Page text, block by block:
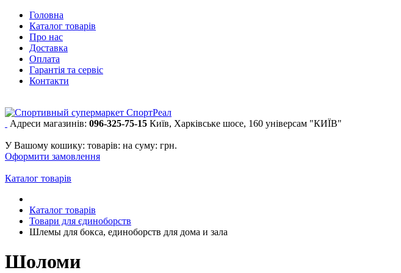
Головна
Каталог товарів
Про нас
Доставка
Оплата
Гарантія та сервіс
Контакти
Адреси магазинів: 096-325-75-15 Київ, Харківське шосе, 160 універсам "КИЇВ"
У Вашому кошику: товарів: на суму: грн.
Оформити замовлення
Каталог товарів
Каталог товарів
Товари для єдиноборств
Шлемы для бокса, единоборств для дома и зала
Шоломи